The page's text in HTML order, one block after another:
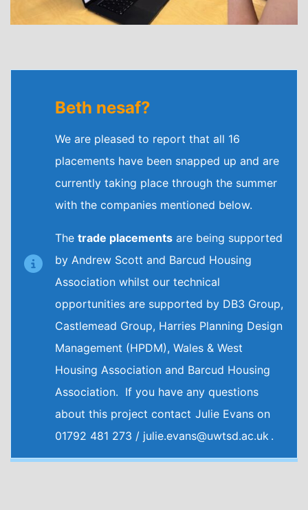
Beth nesaf?
We are pleased to report that all 16
placements have been snapped up and are
currently taking place through the summer
with the companies mentioned below.
The trade placements are being supported
by Andrew Scott and Barcud Housing
Association whilst our technical
opportunities are supported by DB3 Group,
Castlemead Group, Harries Planning Design
Management (HPDM), Wales & West
Housing Association and Barcud Housing
Association. If you have any questions
about this project contact Julie Evans on
01792 481 273 / julie.evans@uwtsd.ac.uk .